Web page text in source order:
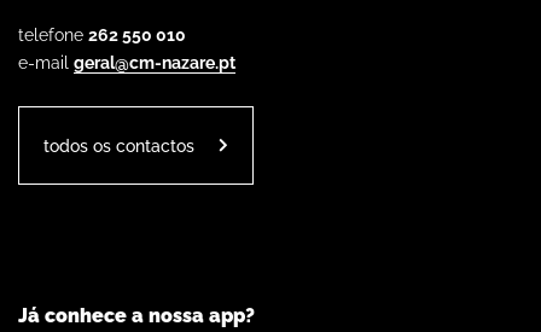
telefone 262 550 010
e-mail geral@cm-nazare.pt
todos os contactos
Já conhece a nossa app?